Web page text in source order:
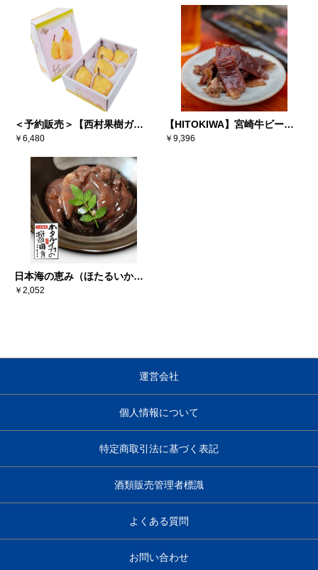
＜予約販売＞【西村果樹ガー
デン】西洋梨ル・レクチェ
2kg（5-7個）※送料込み
￥6,480
【HITOKIWA】宮崎牛ビーフ
ジャーキー（10個セット）
￥9,396
日本海の恵み（ほたるいか醤
油漬×6）
￥2,052
運営会社
個人情報について
特定商取引法に基づく表記
酒類販売管理者標識
よくある質問
お問い合わせ